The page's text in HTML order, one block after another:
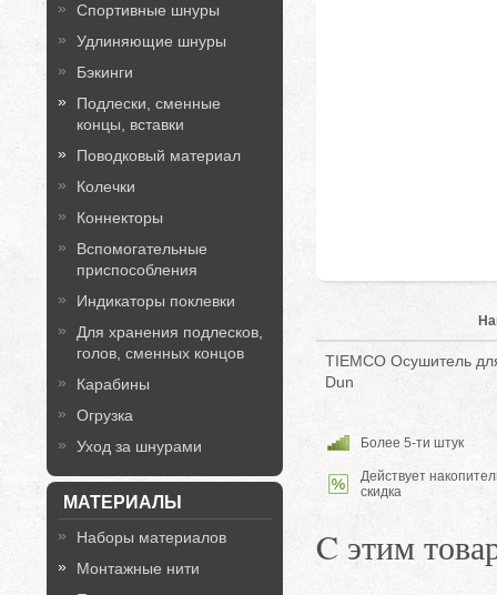
Спортивные шнуры
Удлиняющие шнуры
Бэкинги
Подлески, сменные
концы, вставки
Поводковый материал
Колечки
Коннекторы
Вспомогательные
приспособления
Индикаторы поклевки
Для хранения подлесков,
голов, сменных концов
Карабины
Огрузка
Уход за шнурами
МАТЕРИАЛЫ
Наборы материалов
Монтажные нити
TIEMCO Осушитель
Dun
Более 5-ти штук
Действует
скидка
C этим